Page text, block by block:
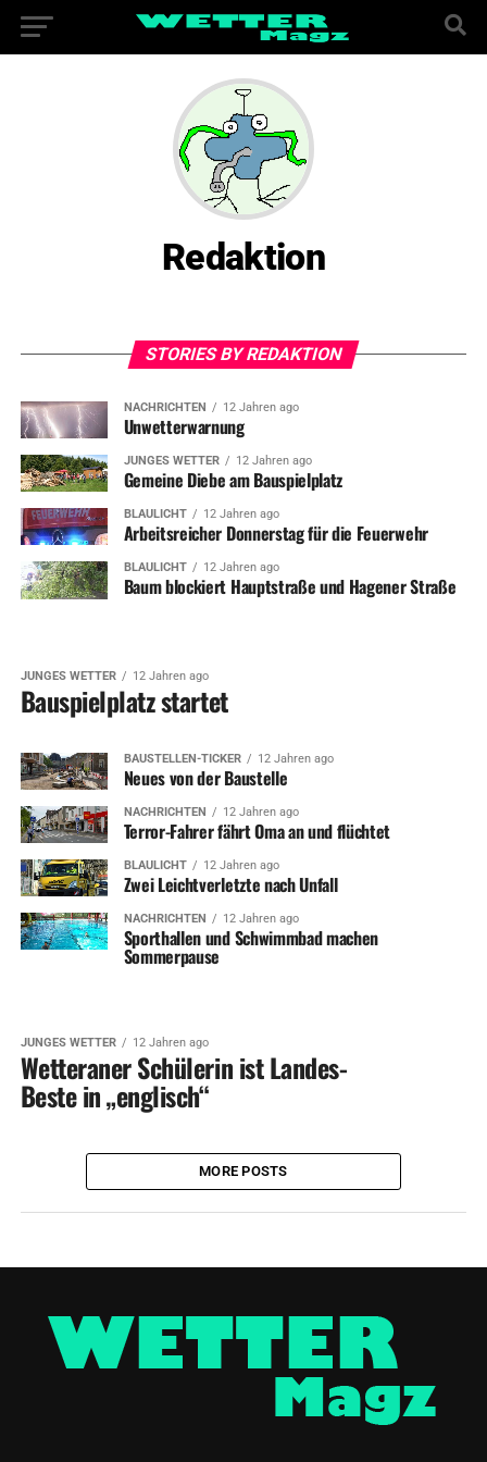
Redaktion
STORIES BY REDAKTION
NACHRICHTEN 12 Jahren ago
Unwetterwarnung
JUNGES WETTER 12 Jahren ago
Gemeine Diebe am Bauspielplatz
BLAULICHT 12 Jahren ago
Arbeitsreicher Donnerstag für die Feuerwehr
BLAULICHT 12 Jahren ago
Baum blockiert Hauptstraße und Hagener Straße
JUNGES WETTER 12 Jahren ago
Bauspielplatz startet
BAUSTELLEN-TICKER 12 Jahren ago
Neues von der Baustelle
NACHRICHTEN 12 Jahren ago
Terror-Fahrer fährt Oma an und flüchtet
BLAULICHT 12 Jahren ago
Zwei Leichtverletzte nach Unfall
NACHRICHTEN 12 Jahren ago
Sporthallen und Schwimmbad machen
Sommerpause
JUNGES WETTER 12 Jahren ago
Wetteraner Schülerin ist Landes-
Beste in „englisch“
MORE POSTS